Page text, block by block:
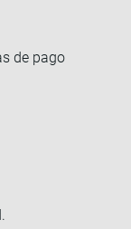
de pago